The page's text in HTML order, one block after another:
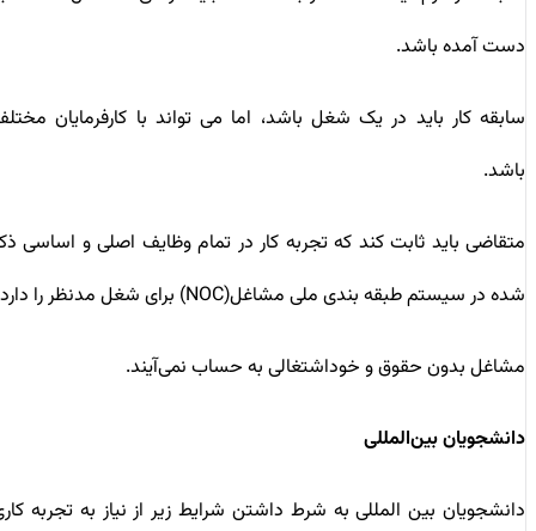
دست آمده باشد.
سابقه کار باید در یک شغل باشد، اما می تواند با کارفرمایان مختلف
باشد.
متقاضی باید ثابت کند که تجربه کار در تمام وظایف اصلی و اساسی ذکر
شده در سیستم طبقه بندی ملی مشاغل(NOC) برای شغل مدنظر را دارد
مشاغل بدون حقوق و خوداشتغالی به حساب نمی‌آیند.
دانشجویان بین‌المللی
دانشجویان بین المللی به شرط داشتن شرایط زیر از نیاز به تجربه کاری